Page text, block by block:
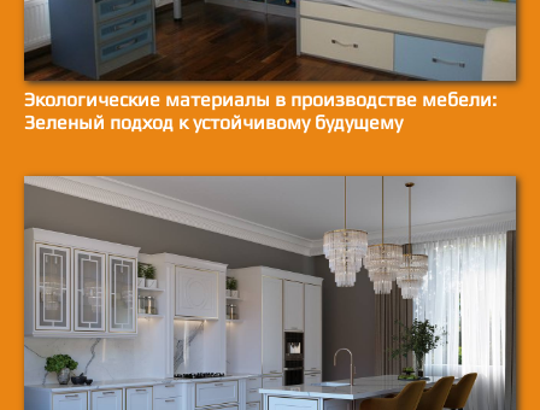
Экологические материалы в производстве мебели:
Зеленый подход к устойчивому будущему